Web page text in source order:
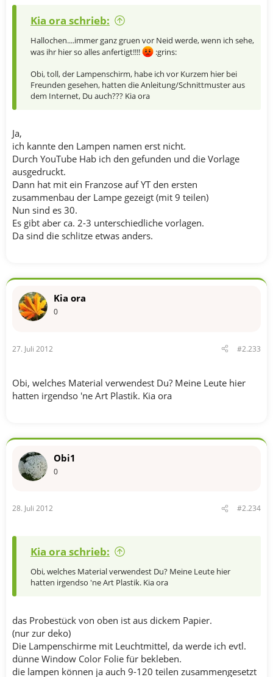
Kia ora schrieb:
Hallochen....immer ganz gruen vor Neid werde, wenn ich sehe,
was ihr hier so alles anfertigt!!!!
:grins:
Obi, toll, der Lampenschirm, habe ich vor Kurzem hier bei
Freunden gesehen, hatten die Anleitung/Schnittmuster aus
dem Internet, Du auch??? Kia ora
Ja,
ich kannte den Lampen namen erst nicht.
Durch YouTube Hab ich den gefunden und die Vorlage
ausgedruckt.
Dann hat mit ein Franzose auf YT den ersten
zusammenbau der Lampe gezeigt (mit 9 teilen)
Nun sind es 30.
Es gibt aber ca. 2-3 unterschiedliche vorlagen.
Da sind die schlitze etwas anders.
Kia ora
0
27. Juli 2012 #2.233
Obi, welches Material verwendest Du? Meine Leute hier
hatten irgendso 'ne Art Plastik. Kia ora
Obi1
0
28. Juli 2012 #2.234
Kia ora schrieb:
Obi, welches Material verwendest Du? Meine Leute hier
hatten irgendso 'ne Art Plastik. Kia ora
das Probestück von oben ist aus dickem Papier.
(nur zur deko)
Die Lampenschirme mit Leuchtmittel, da werde ich evtl.
dünne Window Color Folie für bekleben.
die lampen können ja auch 9-120 teilen zusammengesetzt